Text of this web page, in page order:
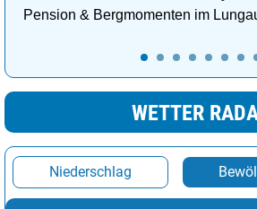
Pension & Bergmomenten im
WETTER
Niederschlag